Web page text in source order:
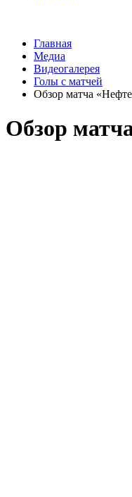
Главная
Медиа
Видеогалерея
Голы с матчей
Обзор матча
Обзор